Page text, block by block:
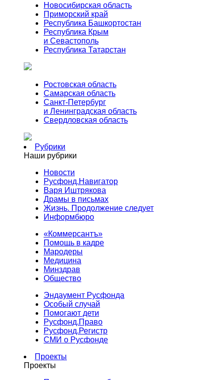
Новосибирская область
Приморский край
Республика Башкортостан
Республика Крым
и Севастополь
Республика Татарстан
Ростовская область
Самарская область
Санкт-Петербург
и Ленинградская область
Свердловская область
Рубрики
Наши рубрики
Новости
Русфонд.Навигатор
Варя Иштрякова
Драмы в письмах
Жизнь. Продолжение следует
Информбюро
«Коммерсантъ»
Помощь в кадре
Мародеры
Медицина
Минздрав
Общество
Эндаумент Русфонда
Особый случай
Помогают дети
Русфонд.Право
Русфонд.Регистр
СМИ о Русфонде
Проекты
Проекты